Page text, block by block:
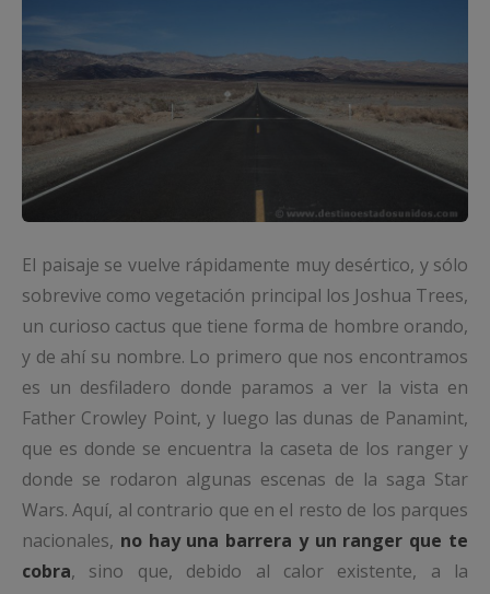
El paisaje se vuelve rápidamente muy desértico, y sólo
sobrevive como vegetación principal los Joshua Trees,
un curioso cactus que tiene forma de hombre orando,
y de ahí su nombre. Lo primero que nos encontramos
es un desfiladero donde paramos a ver la vista en
Father Crowley Point, y luego las dunas de Panamint,
que es donde se encuentra la caseta de los ranger y
donde se rodaron algunas escenas de la saga Star
Wars. Aquí, al contrario que en el resto de los parques
nacionales, no hay una barrera y un ranger que te
cobra, sino que, debido al calor existente, a la